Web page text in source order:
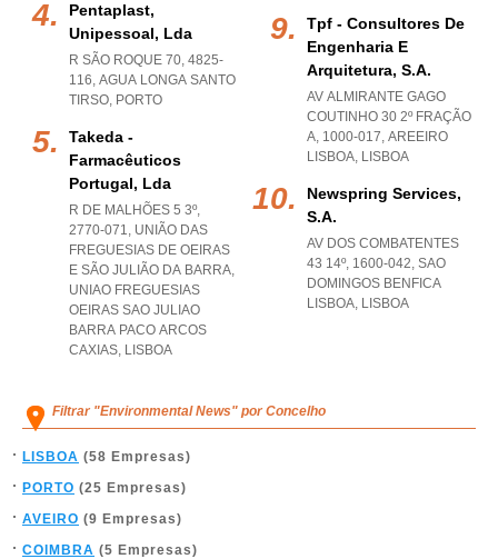
Pentaplast,
Unipessoal, Lda
R SÃO ROQUE 70, 4825-
116, AGUA LONGA SANTO
TIRSO, PORTO
Takeda -
Farmacêuticos
Portugal, Lda
R DE MALHÕES 5 3º,
2770-071, UNIÃO DAS
FREGUESIAS DE OEIRAS
E SÃO JULIÃO DA BARRA,
UNIAO FREGUESIAS
OEIRAS SAO JULIAO
BARRA PACO ARCOS
CAXIAS, LISBOA
Tpf - Consultores De
Engenharia E
Arquitetura, S.a.
AV ALMIRANTE GAGO
COUTINHO 30 2º FRAÇÃO
A, 1000-017, AREEIRO
LISBOA, LISBOA
Newspring Services,
S.a.
AV DOS COMBATENTES
43 14º, 1600-042, SAO
DOMINGOS BENFICA
LISBOA, LISBOA
Filtrar "Environmental News" por Concelho
LISBOA (58 Empresas)
PORTO (25 Empresas)
AVEIRO (9 Empresas)
COIMBRA (5 Empresas)